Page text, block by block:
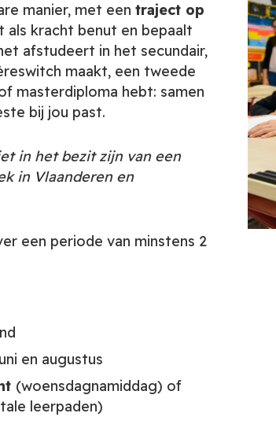
manier, met een traject op
kracht benut en bepaalt
afstudeert in het secundair,
maakt, een tweede
masterdiploma hebt: samen
bij jou past.
in het bezit zijn van een
in Vlaanderen en
een periode van minstens 2
en augustus
(woensdagnamiddag) of
leerpaden)